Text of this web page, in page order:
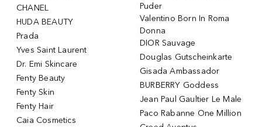
CHANEL
HUDA BEAUTY
Prada
Yves Saint Laurent
Dr. Emi Skincare
Fenty Beauty
Fenty Skin
Fenty Hair
Caia Cosmetics
Puder
Valentino Born In Roma
Donna
DIOR Sauvage
Douglas Gutscheinkarte
Gisada Ambassador
BURBERRY Goddess
Jean Paul Gaultier Le Male
Paco Rabanne One Million